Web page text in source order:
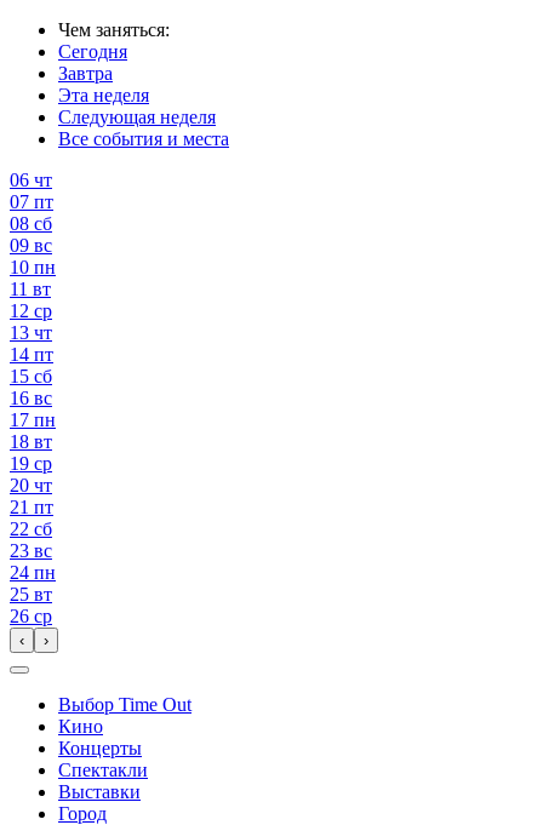
Чем заняться:
Сегодня
Завтра
Эта неделя
Следующая неделя
Все события и места
06 чт
07 пт
08 сб
09 вс
10 пн
11 вт
12 ср
13 чт
14 пт
15 сб
16 вс
17 пн
18 вт
19 ср
20 чт
21 пт
22 сб
23 вс
24 пн
25 вт
26 ср
‹ ›
Выбор Time Out
Кино
Концерты
Спектакли
Выставки
Город